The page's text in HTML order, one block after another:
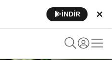
İNDİR